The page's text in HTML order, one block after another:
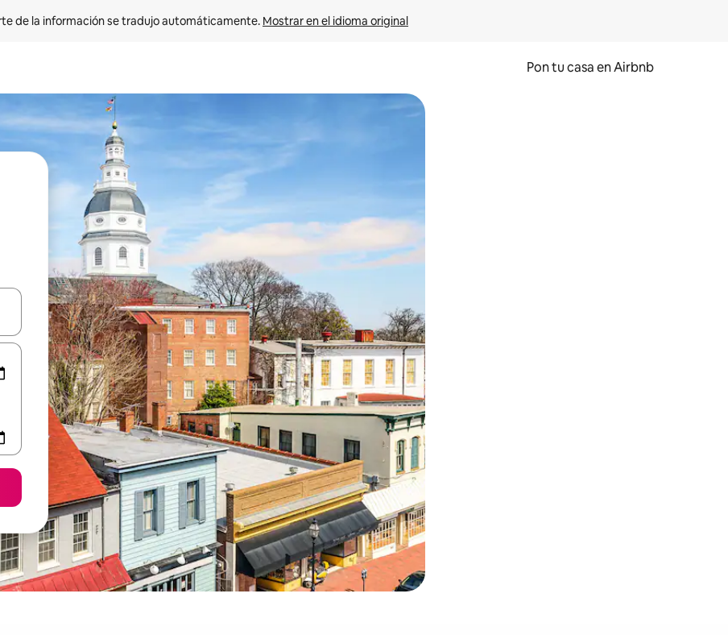
de la información se tradujo automáticamente. Mostrar en el idioma original
Pon tu casa en Airbnb
las teclas de flecha hacia arriba y hacia abajo o explora con el tacto o desliza el dedo.